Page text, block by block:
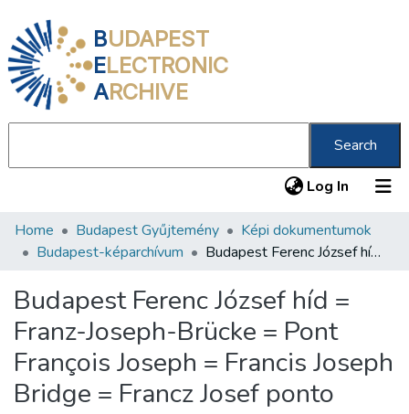
BUDAPEST
ELECTRONIC
ARCHIVE
Search
Log In (current)
Communities & Collections
Statistics
About us
Home Budapest Gyűjtemény
Képi dokumentumok
Budapest-képarchívum
Budapest Ferenc József híd = Franz-Joseph-Brücke = Pont François Joseph = Francis Joseph Bridge = Francz Josef ponto
Budapest Ferenc József híd =
Franz-Joseph-Brücke = Pont
François Joseph = Francis Joseph
Bridge = Francz Josef ponto